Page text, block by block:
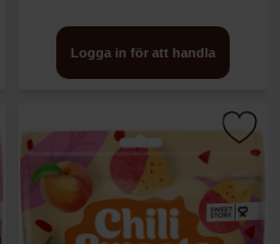
Logga in för att handla